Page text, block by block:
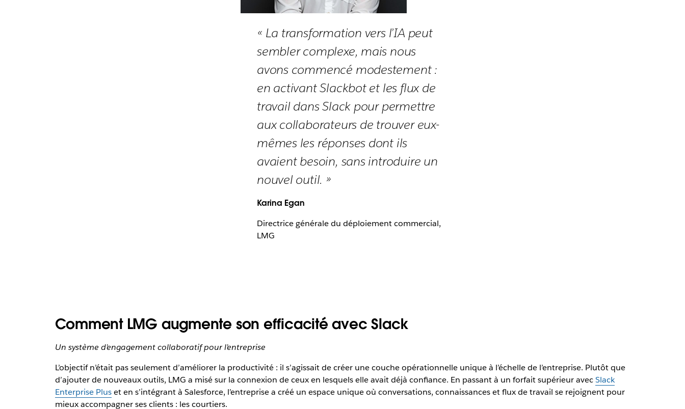
« La transformation vers l’IA peut
sembler complexe, mais nous
avons commencé modestement :
en activant Slackbot et les flux de
travail dans Slack pour permettre
aux collaborateurs de trouver eux-
mêmes les réponses dont ils
avaient besoin, sans introduire un
nouvel outil. »
Karina Egan
Directrice générale du déploiement commercial,
LMG
Comment LMG augmente son efficacité avec Slack
Un système d’engagement collaboratif pour l’entreprise
L’objectif n’était pas seulement d’améliorer la productivité : il s’agissait de créer une couche opérationnelle unique à l’échelle de l’entreprise. Plutôt que
d’ajouter de nouveaux outils, LMG a misé sur la connexion de ceux en lesquels elle avait déjà confiance. En passant à un forfait supérieur avecSlack
Enterprise Pluset en s’intégrant à Salesforce, l’entreprise a créé un espace unique où conversations, connaissances et flux de travail se rejoignent pour
mieux accompagner ses clients : les courtiers.